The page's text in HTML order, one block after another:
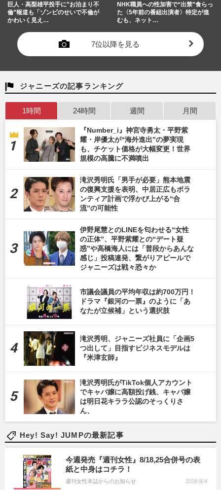
巨人・高梨雄平投手に”お泊まり不
倫”報道も「ゾンビのせいで不倫が
かわいく見え…
NHK職員への性加害で“出禁”食らっ
た〈5年前の番組出演者〉特定が進
むも、ネット…
7位以降を見る
ジャニーズの記事ランキング
1時間 24時間 週間 月間
『Number_i』神宮寺勇太・平野紫
耀・岸優太が“海外進出”の夢実現
も、チケット価格が大幅変更！世界
規模の高騰に不満噴出
滝沢秀明氏「男手が必要」熊本地震
の復興支援を表明、中居正広もボラ
ンティア計画で浮かび上がる“合
流”の可能性
伊野尾慧とのLINEを匂わせる“女性
の正体”、平野紫耀との“デート疑
惑”や高橋海人には「普段からあんな
感じ」投稿連発、繋がりアピールで
ジャニーズは戦々恐々か
市議会議員の平均年収は約700万円！
ドラマ『銀河の一票』のように「あ
なたが立候補」という選択肢
滝沢秀明、ジャニーズ社員に「企画5
つ出して」目指すビジネスモデルは
『米津玄師』
滝沢秀明氏がTikTok個人アカウント
でキャバ嬢に高額投げ銭、キャバ嬢
は明日花キララ公認のそっくりさ
ん、
Hey! Say! JUMPの最新記事
今週発売『週刊女性』8/18,25合併号の表
紙と中身はコチラ！
週刊女性本誌からのお知らせ 2026/8/4